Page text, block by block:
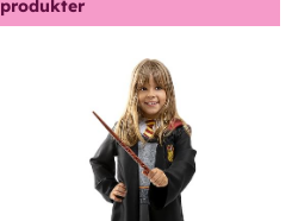
produkter